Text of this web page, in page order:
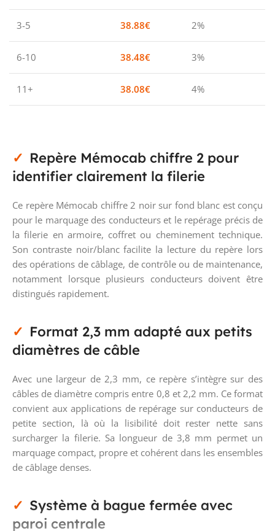
3-5 38.88€ 2%
6-10 38.48€ 3%
11+ 38.08€ 4%
Repère Mémocab chiffre 2 pour
identifier clairement la filerie
Ce repère Mémocab chiffre 2 noir sur fond blanc est conçu
pour le marquage des conducteurs et le repérage précis de
la filerie en armoire, coffret ou cheminement technique.
Son contraste noir/blanc facilite la lecture du repère lors
des opérations de câblage, de contrôle ou de maintenance,
notamment lorsque plusieurs conducteurs doivent être
distingués rapidement.
Format 2,3 mm adapté aux petits
diamètres de câble
Avec une largeur de 2,3 mm, ce repère s’intègre sur des
câbles de diamètre compris entre 0,8 et 2,2 mm. Ce format
convient aux applications de repérage sur conducteurs de
petite section, là où la lisibilité doit rester nette sans
surcharger la filerie. Sa longueur de 3,8 mm permet un
marquage compact, propre et cohérent dans les ensembles
de câblage denses.
Système à bague fermée avec
paroi centrale